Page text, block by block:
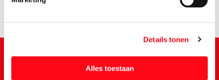
Details tonen
Alles toestaan